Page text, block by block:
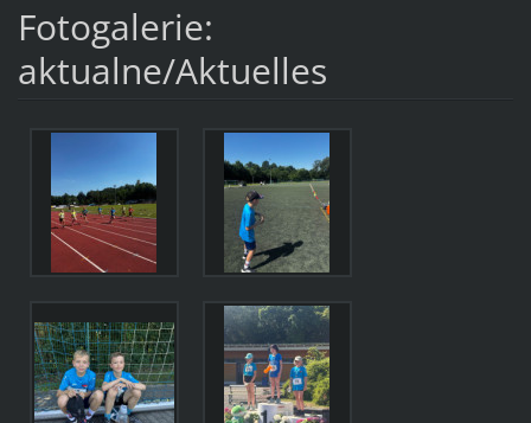
Fotogalerie:
aktualne/Aktuelles